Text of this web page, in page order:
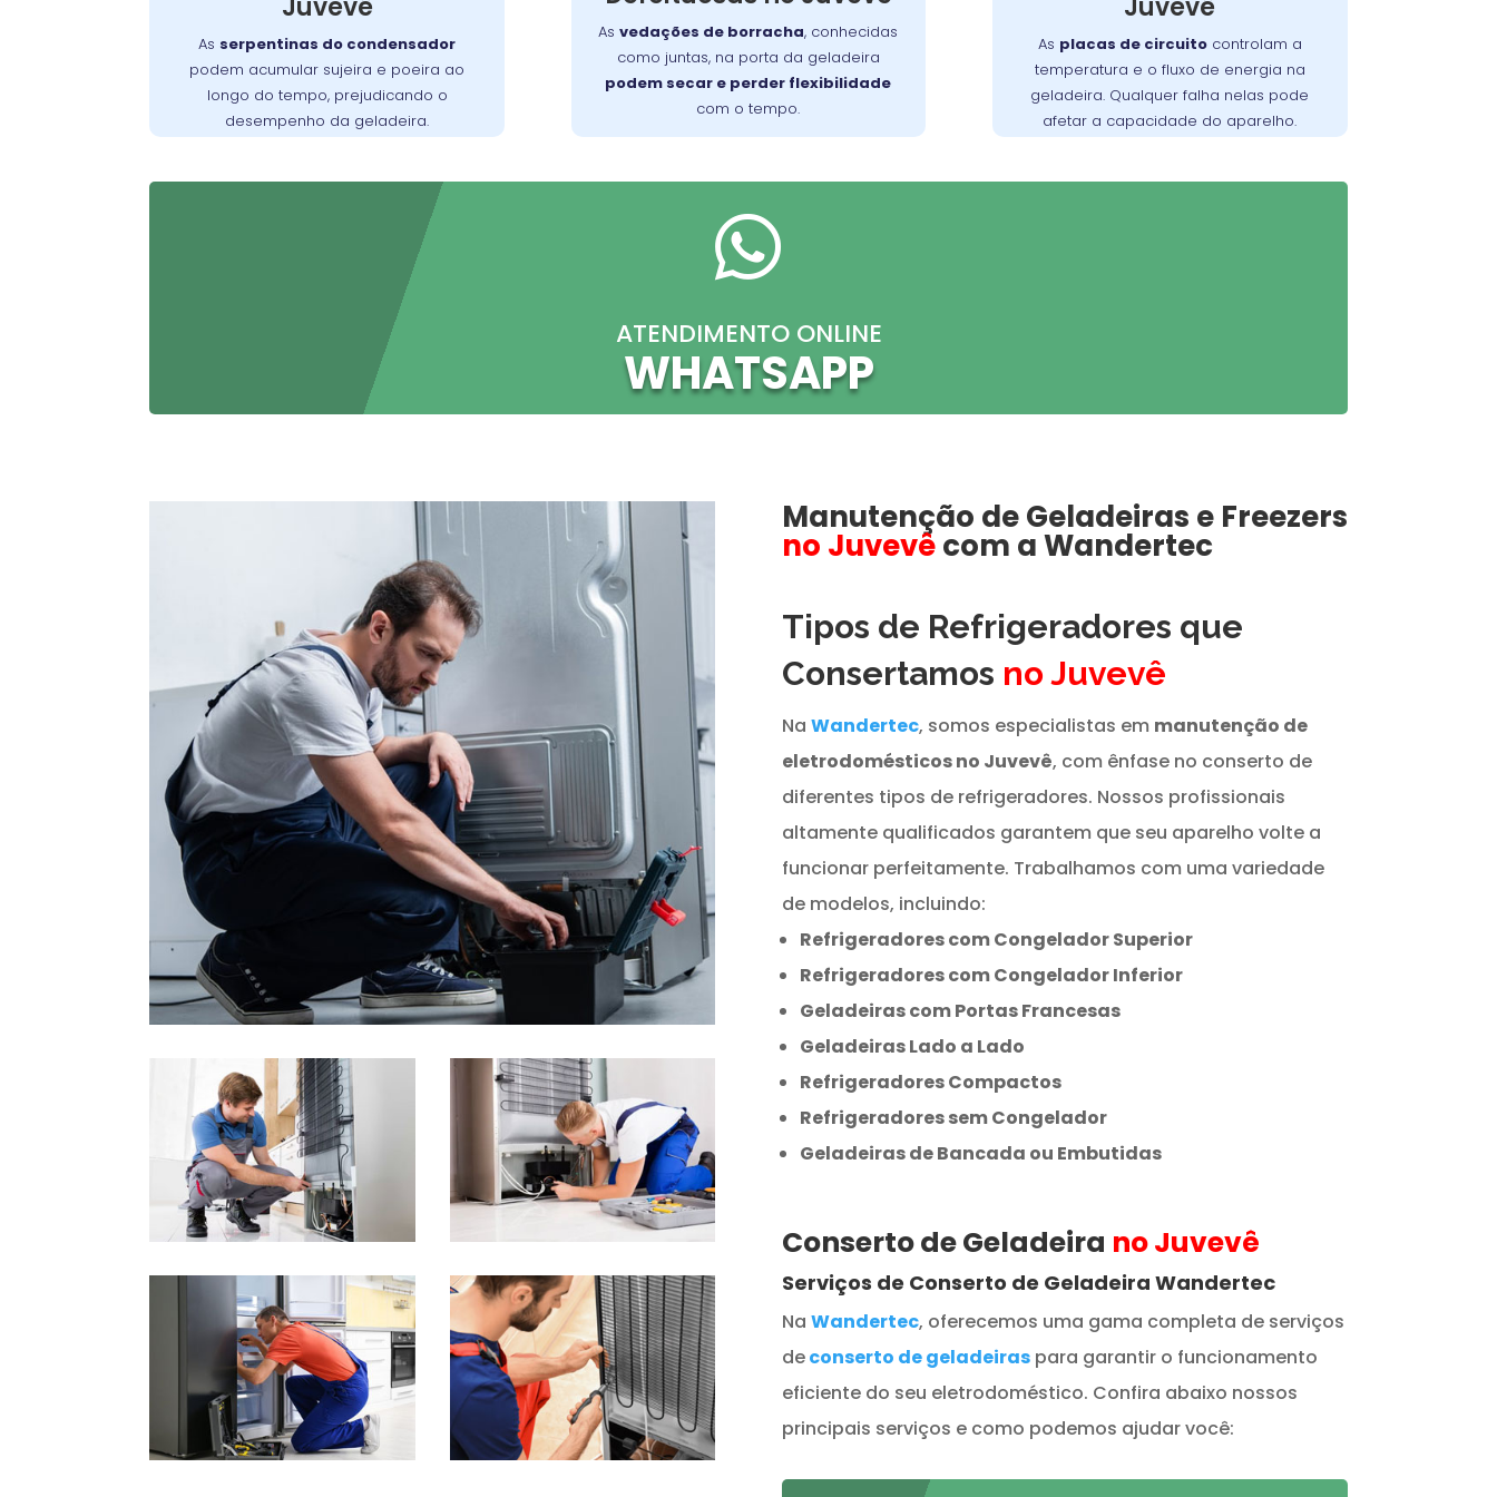
Juvevê
As serpentinas do condensador
podem acumular sujeira e poeira ao
longo do tempo, prejudicando o
desempenho da geladeira.
negligenciado, pode exigir um serviço
mais detalhado para restaurar o
funcionamento adequado do aparelho.
Asvedações de borracha, conhecidas
como juntas, na porta da geladeira
podem secar e perder flexibilidade
com o tempo.
sua funcionalidade no dia a dia.
Juvevê
As placas de circuitocontrolam a
temperatura e o fluxo de energia na
geladeira. Qualquer falha nelas pode
afetar a capacidade do aparelho.
equipada para diagnosticar e
reparar problemas relacionados à
, garantindo que sua
geladeira funcione perfeitamente.

ATENDIMENTO ONLINE
WHATSAPP
Manutenção deGeladeiras e Freezers
no Juvevêcom a Wandertec
Tipos de Refrigeradores que
Consertamos no Juvevê
Na Wandertec, somos especialistas em manutenção de
eletrodomésticos no Juvevê, com ênfase no conserto de
diferentes tipos de refrigeradores. Nossos profissionais
altamente qualificados garantem que seu aparelho volte a
funcionar perfeitamente. Trabalhamos com uma variedade
de modelos, incluindo:
Refrigeradores com Congelador Superior
Refrigeradores com Congelador Inferior
Geladeiras com Portas Francesas
Geladeiras Lado a Lado
Refrigeradores Compactos
Refrigeradores sem Congelador
Geladeiras de Bancada ou Embutidas
Conserto de Geladeira no Juvevê
Serviços de Conserto de Geladeira Wandertec
Na Wandertec, oferecemos uma gama completa de serviços
deconserto de geladeiraspara garantir o funcionamento
eficiente do seu eletrodoméstico. Confira abaixo nossos
principais serviços e como podemos ajudar você: